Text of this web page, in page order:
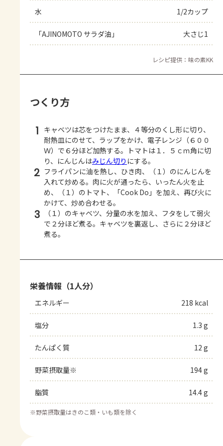
水 1/2カップ
「AJINOMOTO サラダ油」 大さじ1
レシピ提供：味の素KK
つくり方
1 キャベツは芯をつけたまま、４等分のくし形に切り、
耐熱皿にのせて、ラップをかけ、電子レンジ（６００
Ｗ）で６分ほど加熱する。トマトは１．５ｃｍ角に切
り、にんじんはみじん切り にする。
2 フライパンに油を熱し、ひき肉、（１）のにんじんを
入れて炒める。肉に火が通ったら、いったん火を止
め、（１）のトマト、「Cook Do」を加え、再び火に
かけて、炒め合わせる。
3
（１）のキャベツ、分量の水を加え、フタをして弱火
で２分ほど煮る。キャベツを裏返し、さらに２分ほど
煮る。
栄養情報（1人分）
エネルギー 218 kcal
塩分 1.3 g
たんぱく質 12 g
野菜摂取量※ 194 g
脂質 14.4 g
※野菜摂取量はきのこ類・いも類を除く